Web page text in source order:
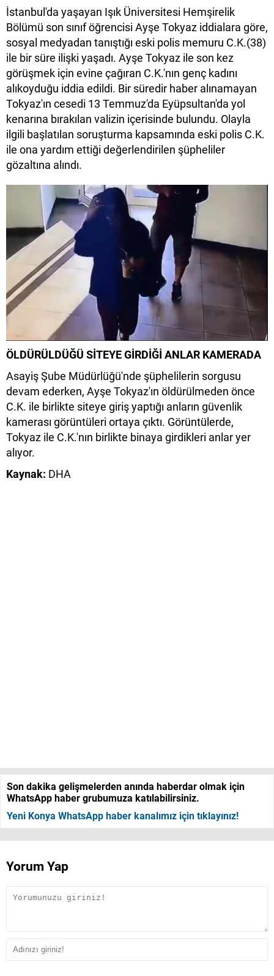
İstanbul'da yaşayan Işık Üniversitesi Hemşirelik
Bölümü son sınıf öğrencisi Ayşe Tokyaz iddialara göre,
sosyal medyadan tanıştığı eski polis memuru C.K.(38)
ile bir süre ilişki yaşadı. Ayşe Tokyaz ile son kez
görüşmek için evine çağıran C.K.'nın genç kadını
alıkoyduğu iddia edildi. Bir süredir haber alınamayan
Tokyaz'ın cesedi 13 Temmuz'da Eyüpsultan'da yol
kenarına bırakılan valizin içerisinde bulundu. Olayla
ilgili başlatılan soruşturma kapsamında eski polis C.K.
ile ona yardım ettiği değerlendirilen şüpheliler
gözaltına alındı.
ÖLDÜRÜLDÜĞÜ SİTEYE GİRDİĞİ ANLAR KAMERADA
Asayiş Şube Müdürlüğü'nde şüphelilerin sorgusu
devam ederken, Ayşe Tokyaz'ın öldürülmeden önce
C.K. ile birlikte siteye giriş yaptığı anların güvenlik
kamerası görüntüleri ortaya çıktı. Görüntülerde,
Tokyaz ile C.K.'nın birlikte binaya girdikleri anlar yer
alıyor.
Kaynak: DHA
Son dakika gelişmelerden anında haberdar olmak için
WhatsApp haber grubumuza katılabilirsiniz.
Yeni Konya WhatsApp haber kanalımız için tıklayınız!
Yorum Yap